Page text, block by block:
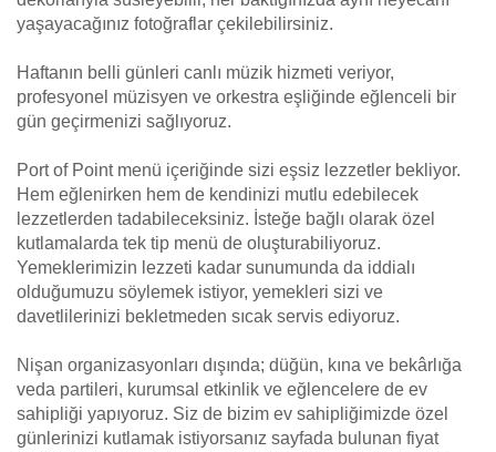
yaşayacağınız fotoğraflar çekilebilirsiniz.
Haftanın belli günleri canlı müzik hizmeti veriyor,
profesyonel müzisyen ve orkestra eşliğinde eğlenceli bir
gün geçirmenizi sağlıyoruz.
Port of Point menü içeriğinde sizi eşsiz lezzetler bekliyor.
Hem eğlenirken hem de kendinizi mutlu edebilecek
lezzetlerden tadabileceksiniz. İsteğe bağlı olarak özel
kutlamalarda tek tip menü de oluşturabiliyoruz.
Yemeklerimizin lezzeti kadar sunumunda da iddialı
olduğumuzu söylemek istiyor, yemekleri sizi ve
davetlilerinizi bekletmeden sıcak servis ediyoruz.
Nişan organizasyonları dışında; düğün, kına ve bekârlığa
veda partileri, kurumsal etkinlik ve eğlencelere de ev
sahipliği yapıyoruz. Siz de bizim ev sahipliğimizde özel
günlerinizi kutlamak istiyorsanız sayfada bulunan fiyat